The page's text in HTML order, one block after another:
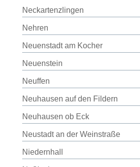
Neckartenzlingen
Nehren
Neuenstadt am Kocher
Neuenstein
Neuffen
Neuhausen auf den Fildern
Neuhausen ob Eck
Neustadt an der Weinstraße
Niedernhall